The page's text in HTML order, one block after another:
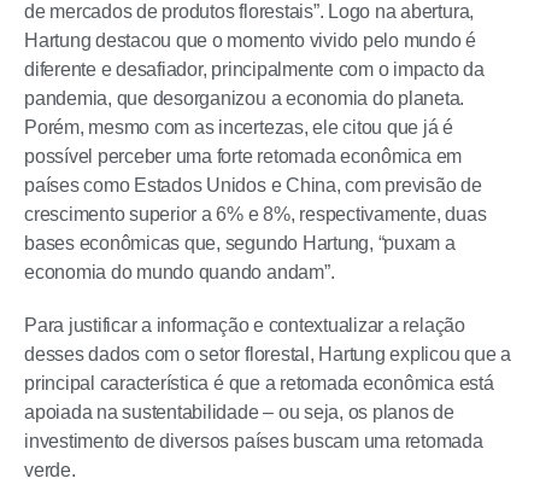
de mercados de produtos florestais”. Logo na abertura,
Hartung destacou que o momento vivido pelo mundo é
diferente e desafiador, principalmente com o impacto da
pandemia, que desorganizou a economia do planeta.
Porém, mesmo com as incertezas, ele citou que já é
possível perceber uma forte retomada econômica em
países como Estados Unidos e China, com previsão de
crescimento superior a 6% e 8%, respectivamente, duas
bases econômicas que, segundo Hartung, “puxam a
economia do mundo quando andam”.
Para justificar a informação e contextualizar a relação
desses dados com o setor florestal, Hartung explicou que a
principal característica é que a retomada econômica está
apoiada na sustentabilidade – ou seja, os planos de
investimento de diversos países buscam uma retomada
verde.